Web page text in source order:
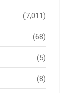
(7,011)
(68)
(5)
(8)